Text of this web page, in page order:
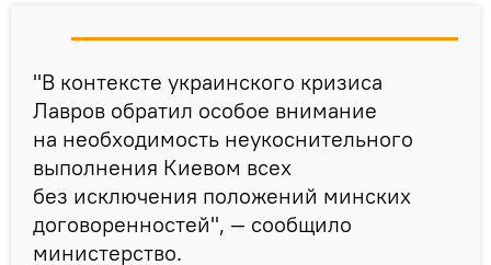
"В контексте украинского кризиса
Лавров обратил особое внимание
на необходимость неукоснительного
выполнения Киевом всех
без исключения положений минских
договоренностей", — сообщило
министерство.